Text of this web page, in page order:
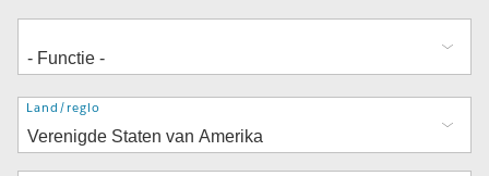
Adres
Land/regio